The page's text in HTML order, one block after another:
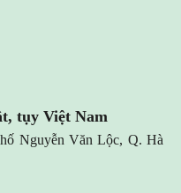
tụy Việt Nam
Nguyễn Văn Lộc, Q. Hà